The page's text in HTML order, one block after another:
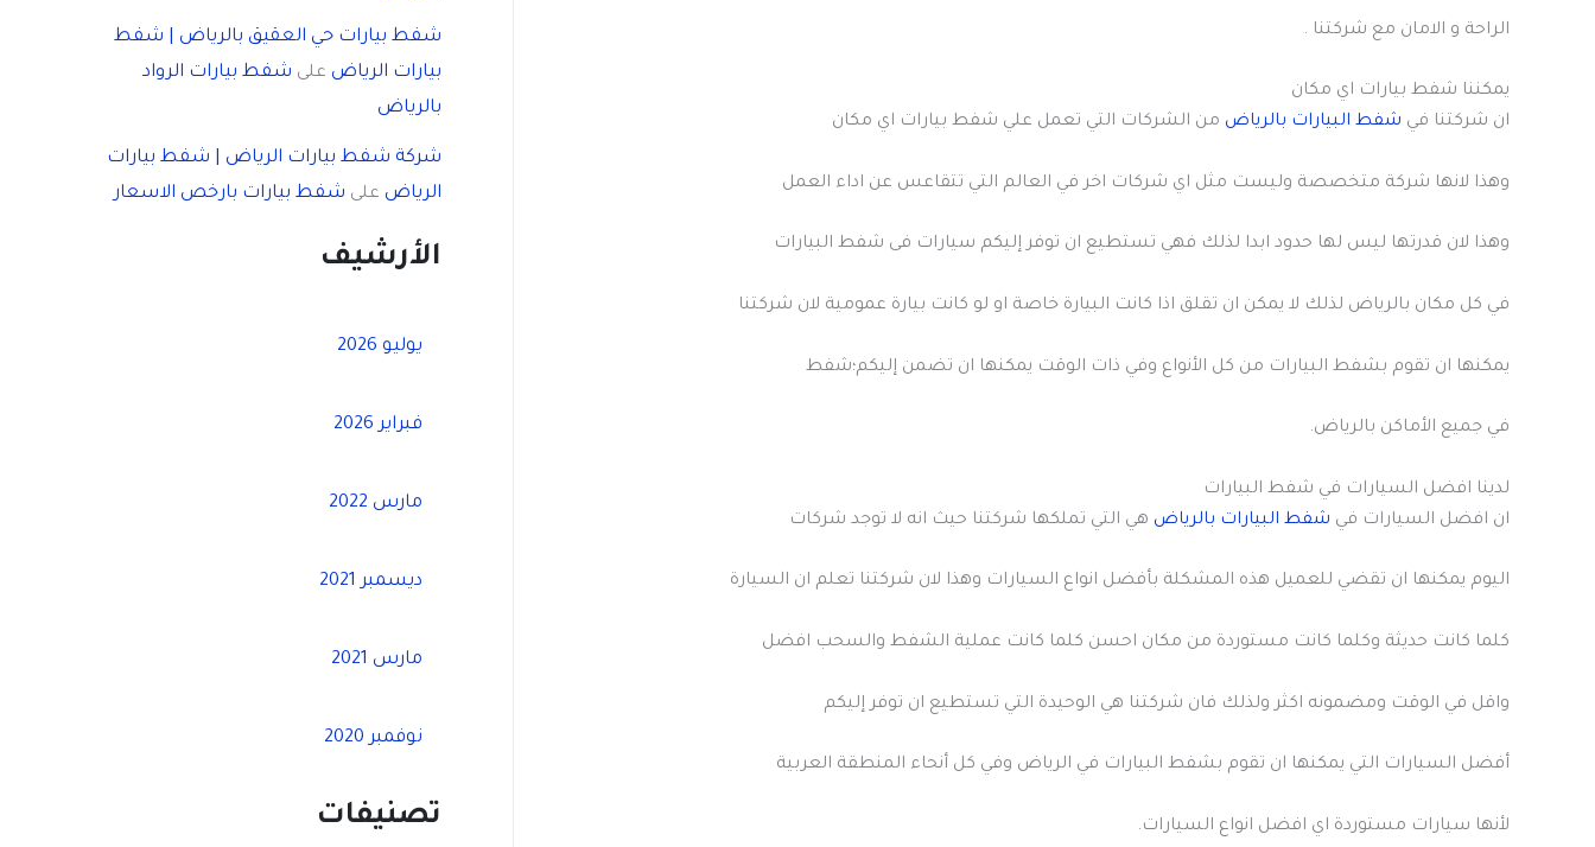
الراحة و الامان مع شركتنا .
يمكننا شفط بيارات اي مكان
ان شركتنا في شفط البيارات بالرياض من الشركات التي تعمل علي شفط بيارات اي مكان
وهذا لانها شركة متخصصة وليست مثل اي شركات اخر في العالم التي تتقاعس عن اداء العمل
وهذا لان قدرتها ليس لها حدود ابدا لذلك فهي تستطيع ان توفر إليكم سيارات فى شفط البيارات
في كل مكان بالرياض لذلك لا يمكن ان تقلق اذا كانت البيارة خاصة او لو كانت بيارة عمومية لان شركتنا
يمكنها ان تقوم بشفط البيارات من كل الأنواع وفي ذات الوقت يمكنها ان تضمن إليكم؛شفط
في جميع الأماكن بالرياض.
لدينا افضل السيارات في شفط البيارات
ان افضل السيارات في شفط البيارات بالرياض هي التي تملكها شركتنا حيث انه لا توجد شركات
اليوم يمكنها ان تقضي للعميل هذه المشكلة بأفضل انواع السيارات وهذا لان شركتنا تعلم ان السيارة
كلما كانت حديثة وكلما كانت مستوردة من مكان احسن كلما كانت عملية الشفط والسحب افضل
واقل في الوقت ومضمونه اكثر ولذلك فان شركتنا هي الوحيدة التي تستطيع ان توفر إليكم
أفضل السيارات التي يمكنها ان تقوم بشفط البيارات في الرياض وفي كل أنحاء المنطقة العربية
لأنها سيارات مستوردة اي افضل انواع السيارات.
شفط بيارات حي العقيق بالرياض | شفط
بيارات الرياض على شفط بيارات الرواد
بالرياض
شركة شفط بيارات الرياض | شفط بيارات
الرياض على شفط بيارات بارخص الاسعار
الأرشيف
يوليو 2026
فبراير 2026
مارس 2022
ديسمبر 2021
مارس 2021
نوفمبر 2020
تصنيفات